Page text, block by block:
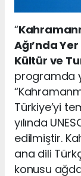
“
Ağı’nda
Kültür ve
programda
Türkiye’yi
yılında
edilmiştir.
ana dili
konusu